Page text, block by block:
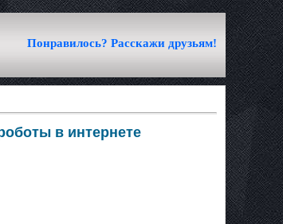
Понравилось? Расскажи друзьям!
в интернете